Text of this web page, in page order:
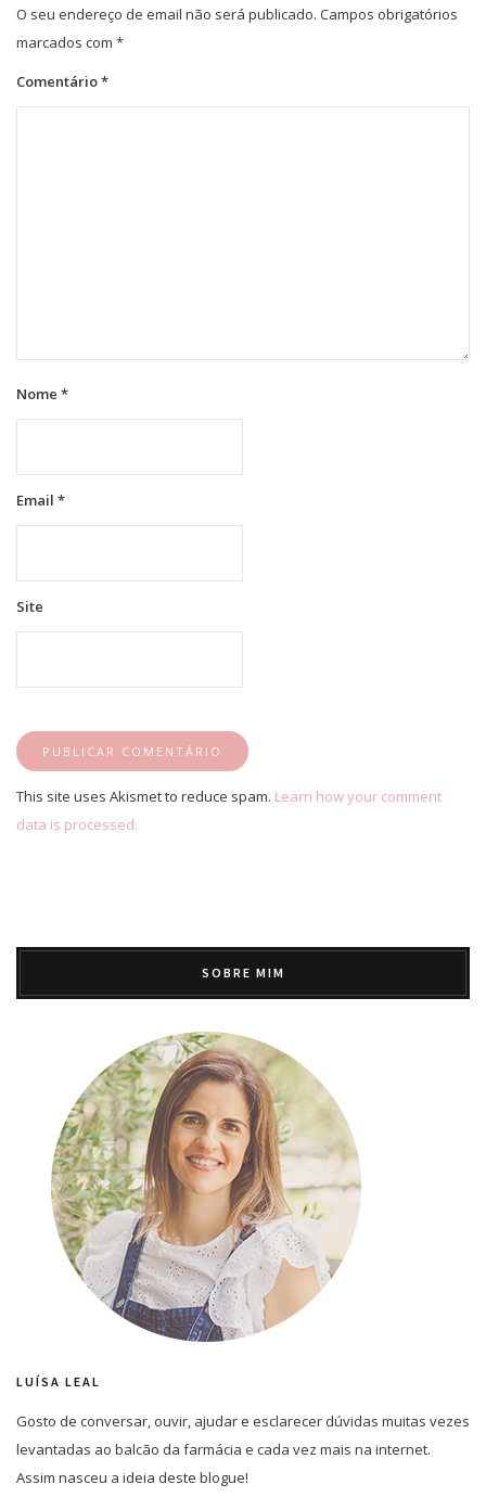
O seu endereço de email não será publicado. Campos obrigatórios
marcados com *
Comentário*
Nome *
Email *
Site
This site uses Akismet to reduce spam. Learn how your comment
data is processed.
SOBRE MIM
LUÍSA LEAL
Gosto de conversar, ouvir, ajudar e esclarecer dúvidas muitas vezes
levantadas ao balcão da farmácia e cada vez mais na internet.
Assim nasceu a ideia deste blogue!